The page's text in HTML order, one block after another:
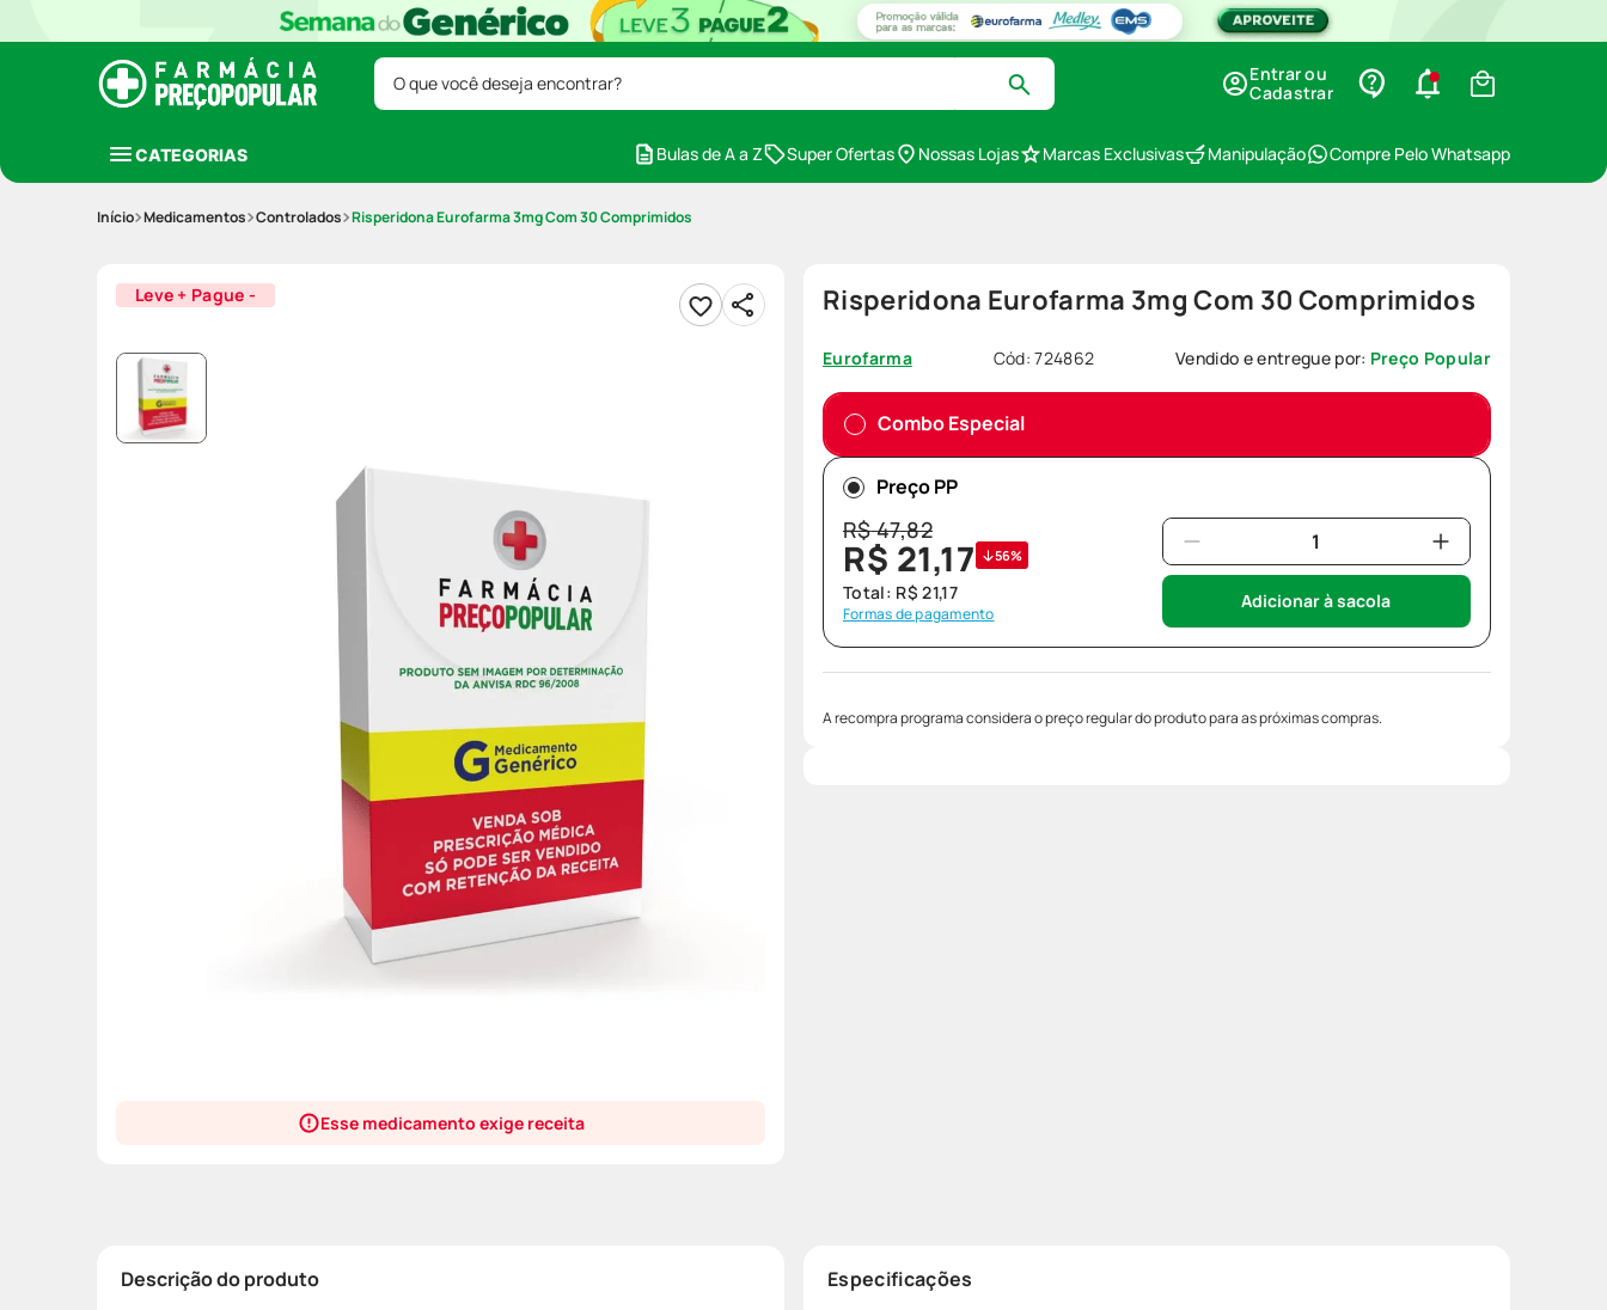
O que você deseja encontrar?
Entrar ou
Cadastrar
CATEGORIAS Bulas de A a Z Super Ofertas Nossas Lojas Marcas Exclusivas Manipulação Compre Pelo Whatsapp
Medicamentos Controlados Risperidona Eurofarma 3mg Com 30 Comprimidos
Leve + Pague -
Esse medicamento exige receita
Risperidona Eurofarma 3mg Com 30 Comprimidos
Eurofarma Cód:724862 Vendido e entregue por: Preço Popular
Combo Especial
Preço PP
R$47,82
R$ 21,17 56%
Total: R$ 21,17
Formas de pagamento
Adicionar à sacola
A recompra programa considera o preço regular do produto para as próximas compras.
Descrição do produto Especificações